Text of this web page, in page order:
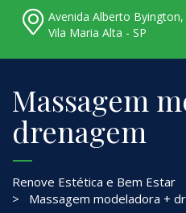
Avenida Alberto Byington,
Vila Maria Alta - SP
Massagem
drenagem
Renove Estética e Bem Estar
>
Massagem modeladora +